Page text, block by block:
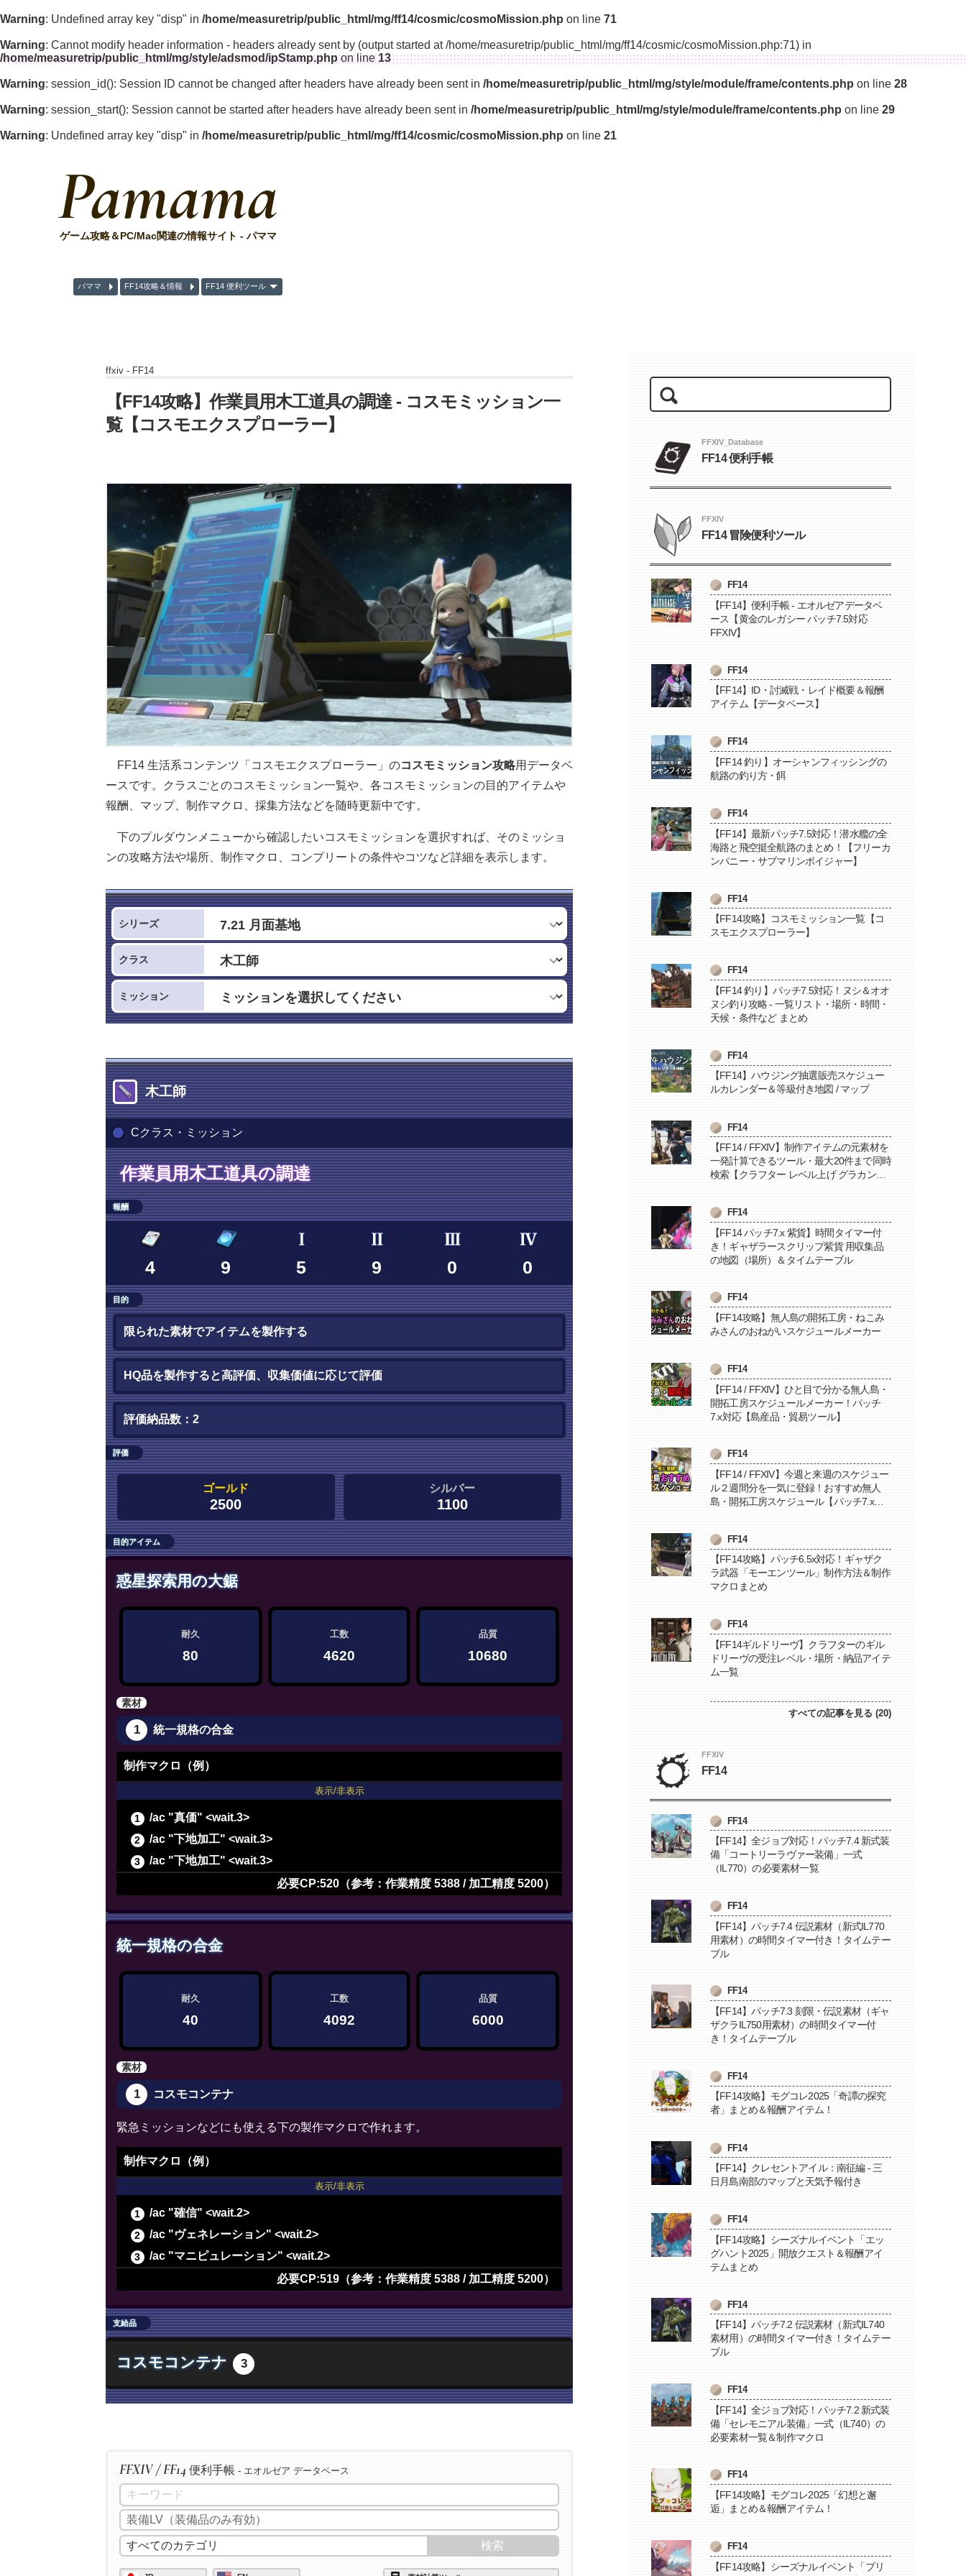
Warning: Undefined array key "disp" in /home/measuretrip/public_html/mg/ff14/cosmic/cosmoMission.php on line 71
Warning: Cannot modify header information - headers already sent by (output started at /home/measuretrip/public_html/mg/ff14/cosmic/cosmoMission.php:71) in
/home/measuretrip/public_html/mg/style/adsmod/ipStamp.phpon line13
Warning: session_id(): Session ID cannot be changed after headers have already been sent in /home/measuretrip/public_html/mg/style/module/frame/contents.php on line 28
Warning: session_start(): Session cannot be started after headers have already been sent in /home/measuretrip/public_html/mg/style/module/frame/contents.php on line 29
Warning: Undefined array key "disp" in /home/measuretrip/public_html/mg/ff14/cosmic/cosmoMission.php on line 21
Pamama
ゲーム攻略＆PC/Mac関連の情報サイト - パママ
パママ FF14攻略＆情報 FF14 便利ツール
ffxiv - FF14
【FF14攻略】作業員用木工道具の調達 - コスモミッション一
覧【コスモエクスプローラー】
FF14 生活系コンテンツ「コスモエクスプローラー」のコスモミッション攻略用データベ
ースです。クラスごとのコスモミッション一覧や、各コスモミッションの目的アイテムや
報酬、マップ、制作マクロ、採集方法などを随時更新中です。
下のプルダウンメニューから確認したいコスモミッションを選択すれば、そのミッショ
ンの攻略方法や場所、制作マクロ、コンプリートの条件やコツなど詳細を表示します。
シリーズ
クラス
ミッション
木工師
Cクラス・ミッション
作業員用木工道具の調達
報酬
4 9 5 9 0 0
目的
限られた素材でアイテムを製作する
HQ品を製作すると高評価、収集価値に応じて評価
評価納品数：2
評価
ゴールド
2500
シルバー
1100
目的アイテム
惑星探索用の大鋸
耐久
80
工数
4620
品質
10680
素材
1 統一規格の合金
制作マクロ（例）
表示/非表示
/ac "真価" <wait.3>
/ac "下地加工" <wait.3>
/ac "下地加工" <wait.3>
/ac "下地加工" <wait.3>
/ac "下地加工" <wait.3>
/ac "倹約" <wait.2>
/ac "下地作業" <wait.3>
/ac "下地作業" <wait.3>
必要CP:520（参考：作業精度 5388 / 加工精度 5200）
統一規格の合金
耐久
40
工数
4092
品質
6000
素材
1 コスモコンテナ
緊急ミッションなどにも使える下の製作マクロで作れます。
制作マクロ（例）
表示/非表示
/ac "確信" <wait.2>
/ac "ヴェネレーション" <wait.2>
/ac "マニピュレーション" <wait.2>
/ac "下地作業" <wait.3>
/ac "イノベーション" <wait.2>
/ac "洗練加工" <wait.3>
/ac "加工" <wait.3>
/ac "洗練加工" <wait.3>
/ac "イノベーション" <wait.2>
/ac "匠の神業" <wait.3>
/ac "グレートストライド" <wait.2>
必要CP:519（参考：作業精度 5388 / 加工精度 5200）
支給品
コスモコンテナ 3
FFXIV / FF14 便利手帳 - エオルゼア データベース
FFXIV_Database
FF14 便利手帳
FFXIV
FF14 冒険便利ツール
FF14
【FF14】便利手帳 - エオルゼアデータベ
ース【黄金のレガシー パッチ7.5対応
FFXIV】
FF14
【FF14】ID・討滅戦・レイド概要＆報酬
アイテム【データベース】
FF14
【FF14 釣り】オーシャンフィッシングの
航路の釣り方・餌
FF14
【FF14】最新パッチ7.5対応！潜水艦の全
海路と飛空挺全航路のまとめ！【フリーカ
ンパニー・サブマリンボイジャー】
FF14
【FF14攻略】コスモミッション一覧【コ
スモエクスプローラー】
FF14
【FF14 釣り】パッチ7.5対応！ヌシ＆オオ
ヌシ釣り攻略 - 一覧リスト・場所・時間・
天候・条件など まとめ
FF14
【FF14】ハウジング抽選販売スケジュー
ルカレンダー＆等級付き地図 / マップ
FF14
【FF14 / FFXIV】制作アイテムの元素材を
一発計算できるツール・最大20件まで同時
検索【クラフター レベル上げ グラカン納
FF14
【FF14 パッチ7.x 紫貨】時間タイマー付
き！ギャザラースクリップ紫貨 用収集品
の地図（場所）＆タイムテーブル
FF14
【FF14攻略】無人島の開拓工房・ねこみ
みさんのおねがいスケジュールメーカー
FF14
【FF14 / FFXIV】ひと目で分かる無人島・
開拓工房スケジュールメーカー！パッチ
7.x対応【島産品・貿易ツール】
FF14
【FF14 / FFXIV】今週と来週のスケジュー
ル２週間分を一気に登録！おすすめ無人
島・開拓工房スケジュール【パッチ7.x対
FF14
【FF14攻略】パッチ6.5x対応！ギャザク
ラ武器「モーエンツール」制作方法＆制作
マクロまとめ
FF14
【FF14ギルドリーヴ】クラフターのギル
ドリーヴの受注レベル・場所・納品アイテ
ム一覧
すべての記事を見る (20)
FFXIV
FF14
FF14
【FF14】全ジョブ対応！パッチ7.4 新式装
備「コートリーラヴァー装備」一式
（IL770）の必要素材一覧
FF14
【FF14】パッチ7.4 伝説素材（新式IL770
用素材）の時間タイマー付き！タイムテー
ブル
FF14
【FF14】パッチ7.3 刻限・伝説素材（ギャ
ザクラIL750用素材）の時間タイマー付
き！タイムテーブル
FF14
【FF14攻略】モグコレ2025「奇譚の探究
者」まとめ＆報酬アイテム！
FF14
【FF14】クレセントアイル：南征編 - 三
日月島南部のマップと天気予報付き
FF14
【FF14攻略】シーズナルイベント「エッ
グハント2025」開放クエスト＆報酬アイ
テムまとめ
FF14
【FF14】パッチ7.2 伝説素材（新式IL740
素材用）の時間タイマー付き！タイムテー
ブル
FF14
【FF14】全ジョブ対応！パッチ7.2 新式装
備「セレモニアル装備」一式（IL740）の
必要素材一覧＆制作マクロ
FF14
【FF14攻略】モグコレ2025「幻想と邂
逅」まとめ＆報酬アイテム！
FF14
【FF14攻略】シーズナルイベント「プリ